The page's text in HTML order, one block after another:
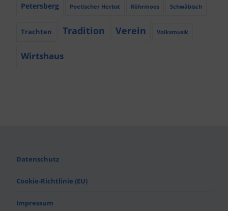
Petersberg Poetischer Herbst Röhrmoos Schwäbisch
Trachten Tradition Verein Volksmusik
Wirtshaus
Datenschutz
Cookie-Richtlinie (EU)
Impressum